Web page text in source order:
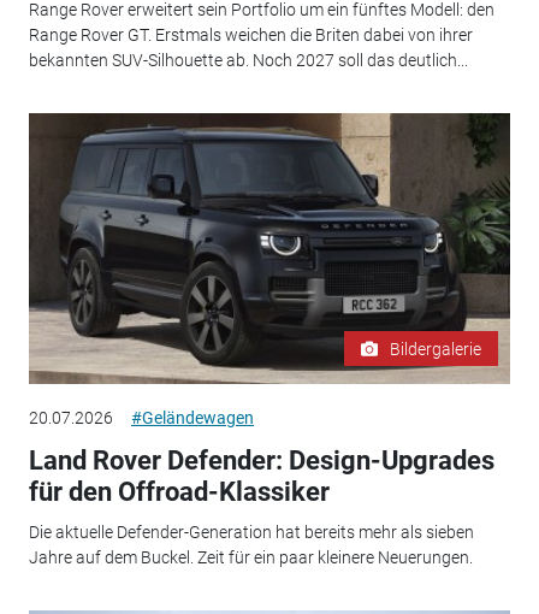
Range Rover erweitert sein Portfolio um ein fünftes Modell: den
Range Rover GT. Erstmals weichen die Briten dabei von ihrer
bekannten SUV-Silhouette ab. Noch 2027 soll das deutlich...
Bildergalerie
20.07.2026 #Geländewagen
Land Rover Defender: Design-Upgrades
für den Offroad-Klassiker
Die aktuelle Defender-Generation hat bereits mehr als sieben
Jahre auf dem Buckel. Zeit für ein paar kleinere Neuerungen.